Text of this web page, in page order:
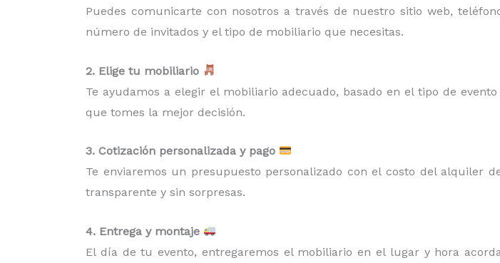
Puedes comunicarte con nosotros a través de nuestro sitio web,
número de invitados y el tipo de mobiliario que necesitas.
2. Elige tu mobiliario
Te ayudamos a elegir el mobiliario adecuado, basado en el tipo de
que tomes la mejor decisión.
3. Cotización personalizada y pago
Te enviaremos un presupuesto personalizado con el costo del alquiler
transparente y sin sorpresas.
4. Entrega y montaje
El día de tu evento, entregaremos el mobiliario en el lugar y hora